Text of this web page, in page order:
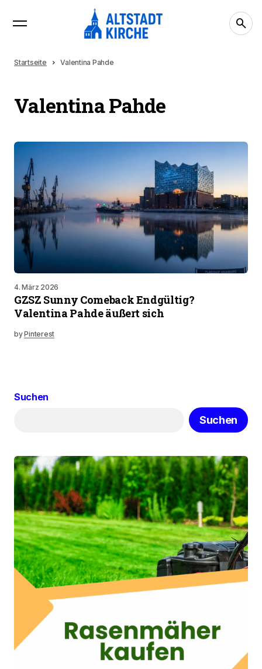
Startseite Valentina Pahde
Valentina Pahde
4. März 2026
GZSZ Sunny Comeback Endgültig?
Valentina Pahde äußert sich
byPinterest
Suchen
Suchen